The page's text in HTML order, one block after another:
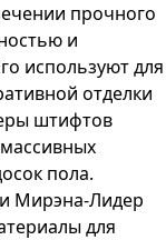
прочного
и
используют для
отделки
штифтов
пола.
Мирэна-Лидер
для